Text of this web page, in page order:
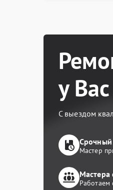
у
С выездом
Срочный
Мастер
Мастера
Работаем